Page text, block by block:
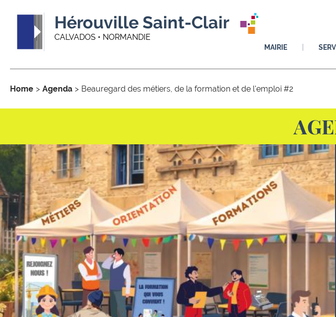
Hérouville Saint-Clair
CALVADOS • NORMANDIE
MAIRIE
Home Agenda Beauregard des métiers, de la formation et de l'emploi #2